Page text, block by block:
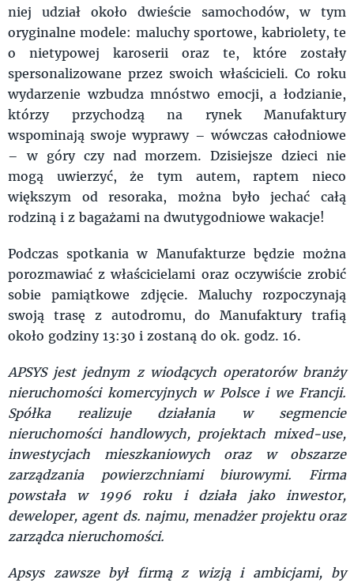
niej udział około dwieście samochodów, w tym
oryginalne modele: maluchy sportowe, kabriolety, te
o nietypowej karoserii oraz te, które zostały
spersonalizowane przez swoich właścicieli. Co roku
wydarzenie wzbudza mnóstwo emocji, a łodzianie,
którzy przychodzą na rynek Manufaktury
wspominają swoje wyprawy – wówczas całodniowe
– w góry czy nad morzem. Dzisiejsze dzieci nie
mogą uwierzyć, że tym autem, raptem nieco
większym od resoraka, można było jechać całą
rodziną i z bagażami na dwutygodniowe wakacje!
Podczas spotkania w Manufakturze będzie można
porozmawiać z właścicielami oraz oczywiście zrobić
sobie pamiątkowe zdjęcie. Maluchy rozpoczynają
swoją trasę z autodromu, do Manufaktury trafią
około godziny 13:30 i zostaną do ok. godz. 16.
APSYS jest jednym z wiodących operatorów branży
nieruchomości komercyjnych w Polsce i we Francji.
Spółka realizuje działania w segmencie
nieruchomości handlowych, projektach mixed-use,
inwestycjach mieszkaniowych oraz w obszarze
zarządzania powierzchniami biurowymi. Firma
powstała w 1996 roku i działa jako inwestor,
deweloper, agent ds. najmu, menadżer projektu oraz
zarządca nieruchomości.
Apsys zawsze był firmą z wizją i ambicjami, by